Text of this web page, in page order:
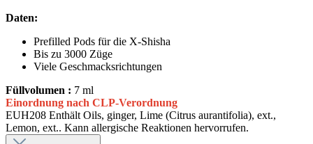
Daten:
Prefilled Pods für die X-Shisha
Bis zu 3000 Züge
Viele Geschmacksrichtungen
Füllvolumen : 7 ml
Einordnung nach CLP-Verordnung
EUH208 Enthält Oils, ginger, Lime (Citrus aurantifolia), ext.,
Lemon, ext.. Kann allergische Reaktionen hervorrufen.